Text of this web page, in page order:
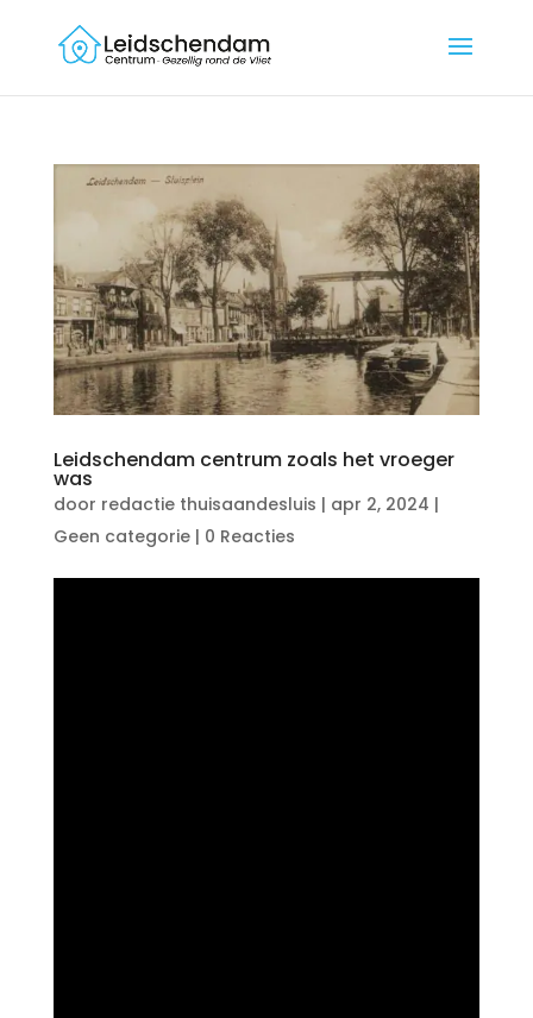
Leidschendam centrum zoals het vroeger
was
door redactie thuisaandesluis | apr 2, 2024 |
Geen categorie| 0 Reacties